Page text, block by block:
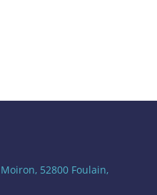
52800 Foulain,